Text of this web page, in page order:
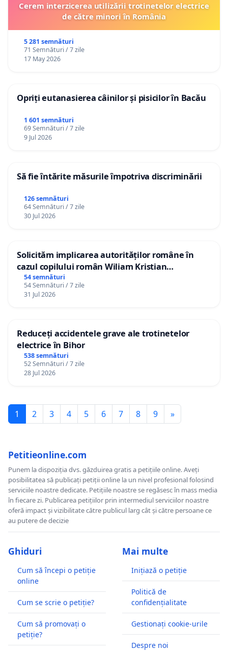
Cerem interzicerea utilizării trotinetelor electrice
de către minori în România
5 281 semnături
71 Semnături / 7 zile
17 May 2026
Opriți eutanasierea câinilor și pisicilor în Bacău
1 601 semnături
69 Semnături / 7 zile
9 Jul 2026
Să fie întărite măsurile împotriva discriminării
126 semnături
64 Semnături / 7 zile
30 Jul 2026
Solicităm implicarea autorităților române în
cazul copilului român Wiliam Kristian
Gheorghe, aflat în plasament în Danemarca de
12 ani
54 semnături
54 Semnături / 7 zile
31 Jul 2026
Reduceți accidentele grave ale trotinetelor
electrice în Bihor
538 semnături
52 Semnături / 7 zile
28 Jul 2026
1 2 3 4 5 6 7 8 9 »
Petitieonline.com
Punem la dispoziția dvs. găzduirea gratis a petițiile online. Aveți
posibilitatea să publicați petiții online la un nivel profesional folosind
serviciile noastre dedicate. Petițiile noastre se regăsesc în mass media
în fiecare zi. Publicarea petițiilor prin intermediul serviciilor noastre
oferă impact și vizibilitate către publicul larg cât și către persoane ce
au putere de decizie
Ghiduri
Cum să începi o petiție
online
Cum se scrie o petiție?
Cum să promovați o
petiție?
Mai multe
Inițiază o petiție
Politică de
confidențialitate
Gestionați cookie-urile
Despre noi